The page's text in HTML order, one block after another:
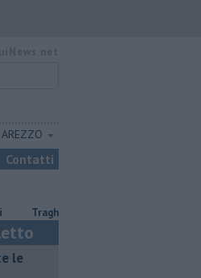
AREZZO
Contatti
in avaria, modificate le partenze
le